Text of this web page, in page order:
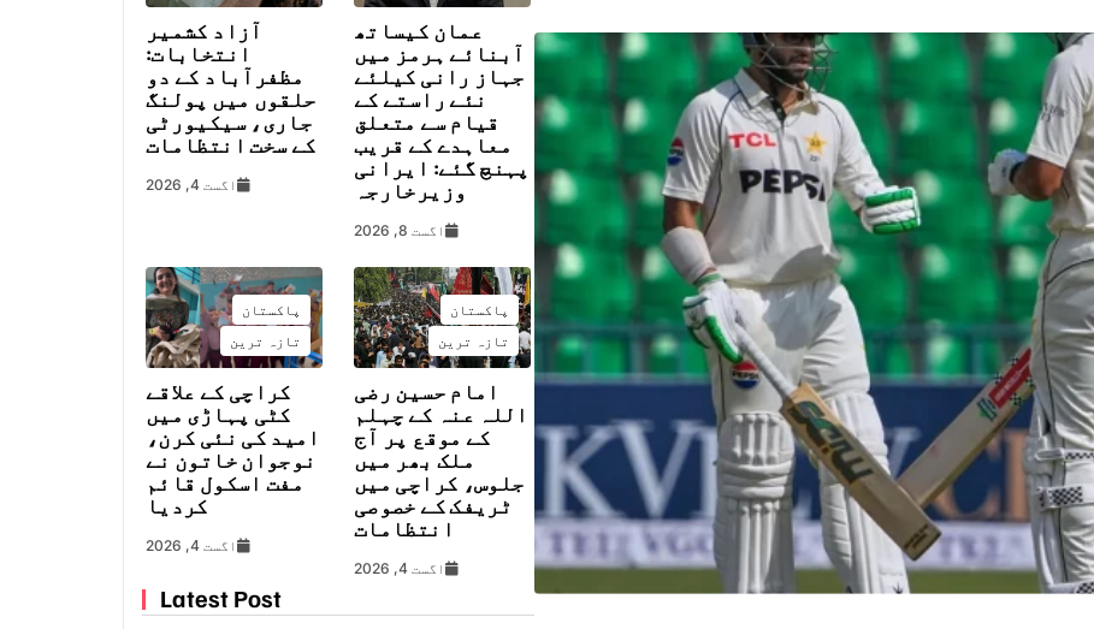
عمان کیساتھ
آبنائے ہرمز میں
جہاز رانی کیلئے
نئے راستے کے
قیام سے متعلق
معاہدے کے قریب
پہنچ گئے: ایرانی
وزیرخارجہ
اگست 8, 2026
آزاد کشمیر
انتخابات:
مظفرآباد کے دو
حلقوں میں پولنگ
جاری، سیکیورٹی
کے سخت انتظامات
اگست 4, 2026
پاکستان
تازہ ترین
امام حسین رضی
اللہ عنہ کے چہلم
کے موقع پر آج
ملک بھر میں
جلوس، کراچی میں
ٹریفک کے خصوصی
انتظامات
اگست 4, 2026
پاکستان
تازہ ترین
کراچی کے علاقے
کٹی پہاڑی میں
امید کی نئی کرن،
نوجوان خاتون نے
مفت اسکول قائم
کردیا
اگست 4, 2026
Latest Post